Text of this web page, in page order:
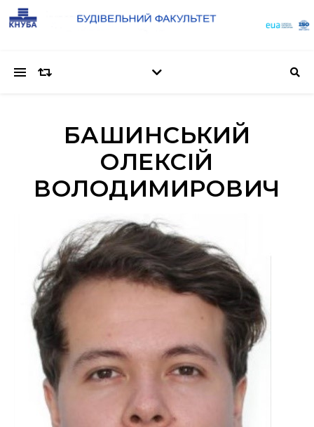
БАШИНСЬКИЙ
ОЛЕКСІЙ
ВОЛОДИМИРОВИЧ